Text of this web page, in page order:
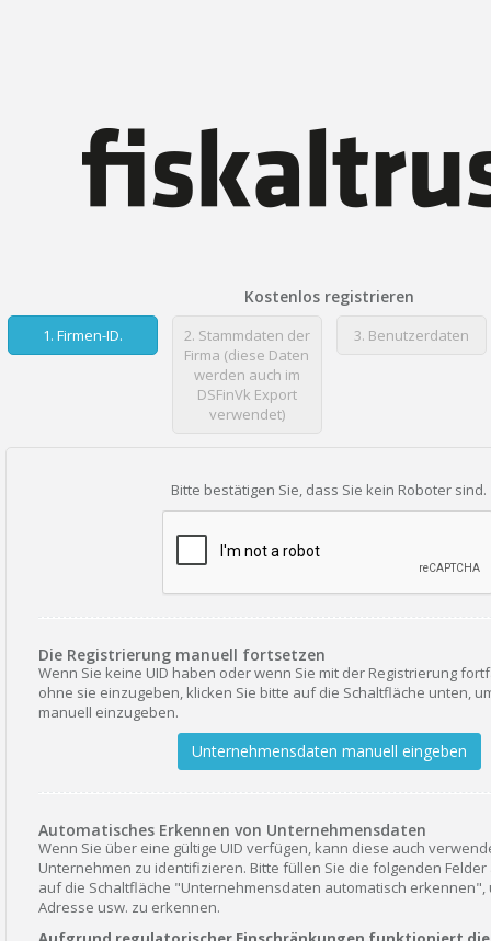
Kostenlos registrieren
1. Firmen-ID. 2. Stammdaten der
Firma (diese Daten
werden auch im
DSFinVk Export
verwendet)
3. Benutzerdaten
Bitte bestätigen Sie, dass Sie kein Roboter sind.
Die Registrierung manuell fortsetzen
Wenn Sie keine UID haben oder wenn Sie mit der Registrierung
ohne sie einzugeben, klicken Sie bitte auf die Schaltfläche unten,
manuell einzugeben.
Unternehmensdaten manuell eingeben
Automatisches Erkennen von Unternehmensdaten
Wenn Sie über eine gültige UID verfügen, kann diese auch
Unternehmen zu identifizieren. Bitte füllen Sie die folgenden
auf die Schaltfläche "Unternehmensdaten automatisch erkennen",
Adresse usw. zu erkennen.